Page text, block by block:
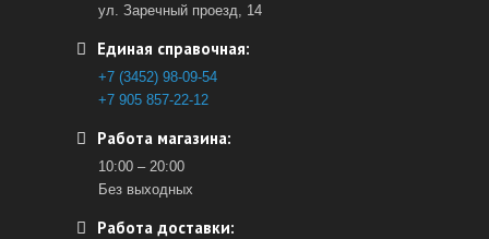
ул. Заречный проезд, 14
Единая справочная:
+7 (3452) 98-09-54
+7 905 857-22-12
Работа магазина:
10:00 – 20:00
Без выходных
Работа доставки: